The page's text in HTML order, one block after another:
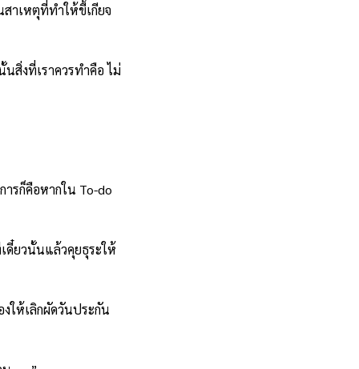
าเหตุที่ทำให้ขี้เกียจ
สิ่งที่เราควรทำคือ ไม่
รก็คือหากใน To-do
ดี๋ยวนั้นแล้วคุยธุระให้
งให้เลิกผัดวันประกัน